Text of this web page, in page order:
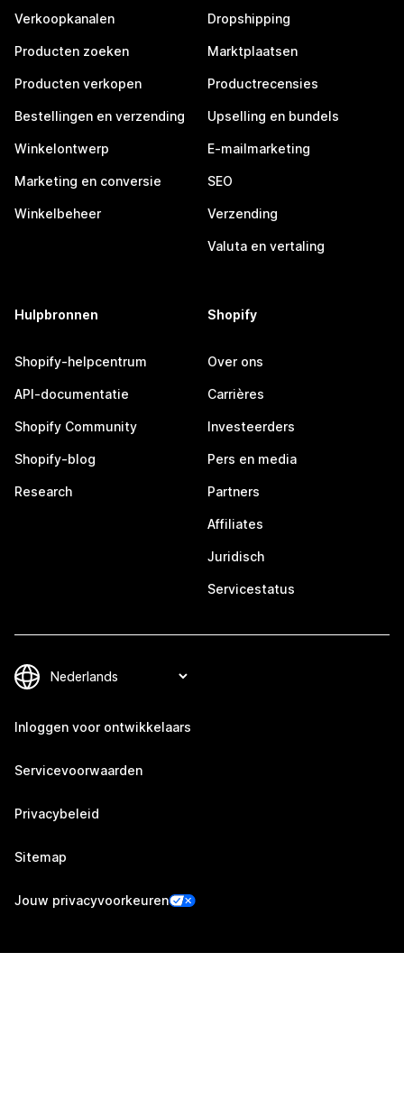
Verkoopkanalen
Producten zoeken
Producten verkopen
Bestellingen en verzending
Winkelontwerp
Marketing en conversie
Winkelbeheer
Dropshipping
Marktplaatsen
Productrecensies
Upselling en bundels
E-mailmarketing
SEO
Verzending
Valuta en vertaling
Hulpbronnen
Shopify-helpcentrum
API-documentatie
Shopify Community
Shopify-blog
Research
Shopify
Over ons
Carrières
Investeerders
Pers en media
Partners
Affiliates
Juridisch
Servicestatus
Inloggen voor ontwikkelaars
Servicevoorwaarden
Privacybeleid
Sitemap
Jouw privacyvoorkeuren